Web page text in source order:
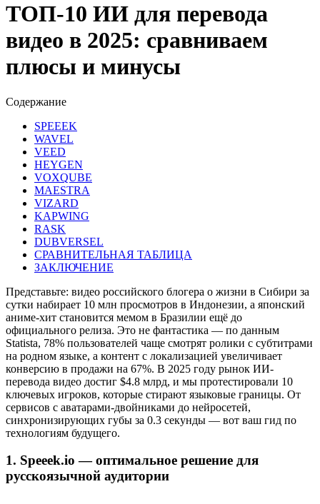
ТОП-10 ИИ для перевода
видео в 2025: сравниваем
плюсы и минусы
Содержание
SPEEEK
WAVEL
VEED
HEYGEN
VOXQUBE
MAESTRA
VIZARD
KAPWING
RASK
DUBVERSEL
СРАВНИТЕЛЬНАЯ ТАБЛИЦА
ЗАКЛЮЧЕНИЕ
Представьте: видео российского блогера о жизни в Сибири за
сутки набирает 10 млн просмотров в Индонезии, а японский
аниме-хит становится мемом в Бразилии ещё до
официального релиза. Это не фантастика — по данным
Statista, 78% пользователей чаще смотрят ролики с субтитрами
на родном языке, а контент с локализацией увеличивает
конверсию в продажи на 67%. В 2025 году рынок ИИ-
перевода видео достиг $4.8 млрд, и мы протестировали 10
ключевых игроков, которые стирают языковые границы. От
сервисов с аватарами-двойниками до нейросетей,
синхронизирующих губы за 0.3 секунды — вот ваш гид по
технологиям будущего.
1. Speeek.io — оптимальное решение для
русскоязычной аудитории